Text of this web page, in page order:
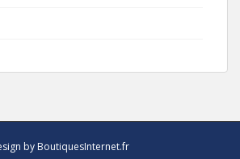
by BoutiquesInternet.fr